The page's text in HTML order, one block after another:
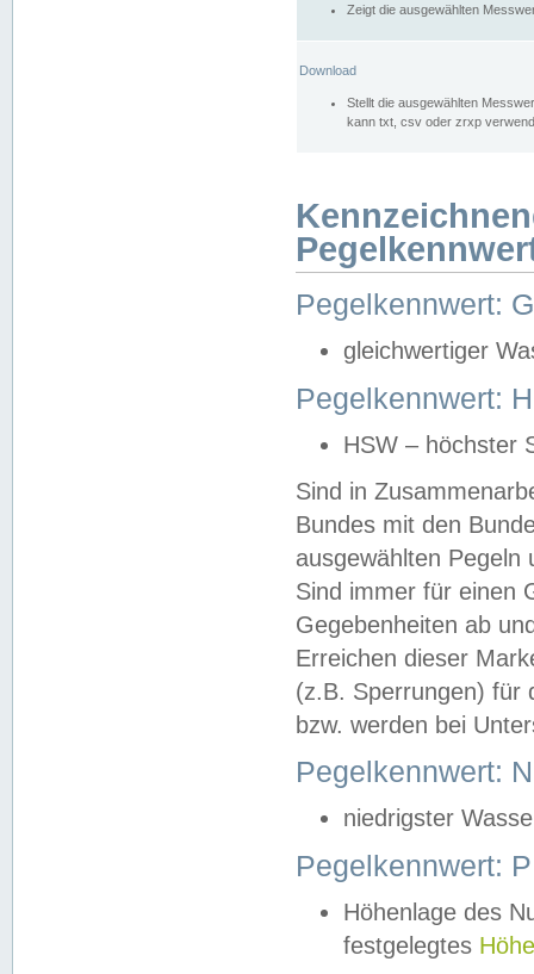
Zeigt die ausgewählten
Download
Stellt die ausgewählten
kann txt, csv oder zrxp
Pegelkennwert:
gleichwertiger
Pegelkennwert:
HSW – höchster
Sind in
Bundes mit den
ausgewählten
Sind immer für einen
Gegebenheiten ab
Erreichen dieser
(z.B. Sperrungen) für
bzw. werden bei
Pegelkennwert:
niedrigster
Pegelkennwert:
Höhenlage des
festgelegtes